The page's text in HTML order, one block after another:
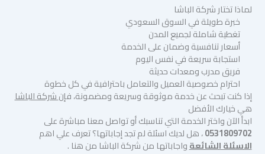
لماذا تختار شركة الباشا
خبرة طويلة في السوق السعودي
تغطية شاملة لجميع المدن
أسعار تنافسية وضمان على الخدمة
استجابة سريعة في نفس اليوم
فريق مدرب ومعدات حديثة
احترام خصوصية العميل والتعامل باحترافية في كل خطوة
إذا كنت تبحث عن خدمة موثوقة وسريعة ومضمونة، فإنشركة الباشا
هي خيارك الأفضل
ابدأ الآن واختر الخدمة التي تناسبك أو تواصل معنا مباشرة على
0531809702، هل لديك اسئلة لم تجد إجاباتها؟ تعرف علي اهم
الاسئلة الشائعةواجاباتها من شركة الباشا من هنا .